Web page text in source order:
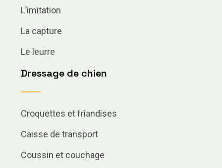
L’imitation
La capture
Le leurre
Dressage de chien
Croquettes et friandises
Caisse de transport
Coussin et couchage